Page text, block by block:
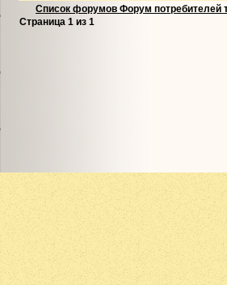
Список форумов Форум потребителей
Страница 1 из 1